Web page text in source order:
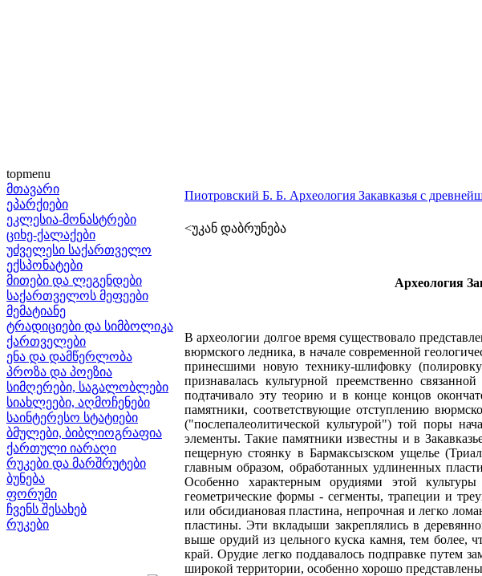
topmenu
მთავარი
ეპარქიები
ეკლესია-მონასტრები
ციხე-ქალაქები
უძველესი საქართველო
ექსპონატები
მითები და ლეგენდები
საქართველოს მეფეები
მემატიანე
ტრადიციები და სიმბოლიკა
ქართველები
ენა და დამწერლობა
პროზა და პოეზია
სიმღერები, საგალობლები
სიახლეები, აღმოჩენები
საინტერესო სტატიები
ბმულები, ბიბლიოგრაფია
ქართული იარაღი
რუკები და მარშრუტები
ბუნება
ფორუმი
ჩვენს შესახებ
რუკები
Пиотровский Б. Б. Археология Закавказья с
<უკან დაბრუნება
Археология
В археологии долгое время существовало
вюрмского ледника, в начале современной
принесшими новую технику-шлифовку
признавалась культурной преемственно
подтачивало эту теорию и в конце концов
памятники, соответствующие отступлению
("послепалеолитической культурой") той поры
элементы. Такие памятники известны и в
пещерную стоянку в Бармаксызском ущелье
главным образом, обработанных удлиненных
Особенно характерным орудиями этой
геометрические формы - сегменты, трапеции и
или обсидиановая пластина, непрочная и легко
пластины. Эти вкладыши закреплялись в
выше орудий из цельного куска камня, тем более,
край. Орудие легко поддавалось подправке путем
широкой территории, особенно хорошо